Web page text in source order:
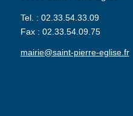
Tel. : 02.33.54.33.09
Fax : 02.33.54.09.75
mairie@saint-pierre-eglise.fr